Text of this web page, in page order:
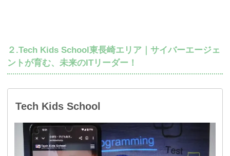
２.Tech Kids School東長崎エリア｜サイバーエージェ
ントが育む、未来のITリーダー！
Tech Kids School